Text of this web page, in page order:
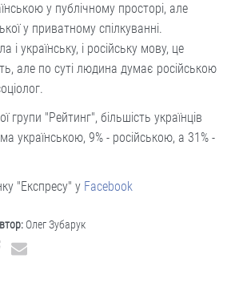
у публічному просторі, але
у приватному спілкуванні.
українську, і російську мову, це
але по суті людина думає російською
групи "Рейтинг", більшість українців
українською, 9% - російською, а 31% -
"Експресу" у Facebook
Олег Зубарук